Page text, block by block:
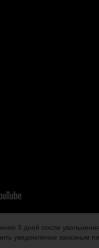
3 дней после
уведомление заказным